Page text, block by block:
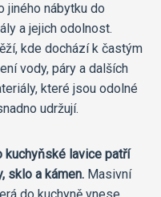
jiného nábytku do
a jejich odolnost.
kde dochází k častým
vody, páry a dalších
které jsou odolné
udržují.
kuchyňské lavice patří
sklo a kámen. Masivní